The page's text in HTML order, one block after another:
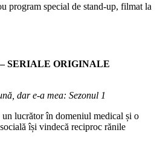
program special de stand-up, filmat la
– SERIALE ORIGINALE
dar e-a mea: Sezonul 1
un lucrător în domeniul medical și o
își vindecă reciproc rănile